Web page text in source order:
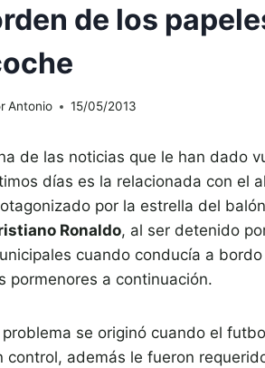
de los
Antonio 15/05/2013
de las noticias que le han dado
días es la relacionada con el
por la estrella del
Ronaldo, al ser detenido
cuando conducía a
pormenores a continuación.
problema se originó cuando el
control, además le fueron